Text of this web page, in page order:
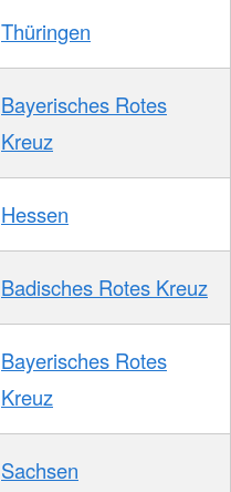
Thüringen
Bayerisches Rotes
Kreuz
Hessen
Badisches Rotes Kreuz
Bayerisches Rotes
Kreuz
Sachsen